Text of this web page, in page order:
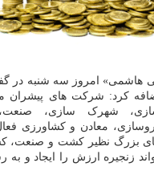
هاشمی» امروز سه شنبه در
اضافه کرد: شرکت های پیشران
شهرک سازی، صنعت،
معادن و کشاورزی
بزرگ نظیر کشت و صنعت،
زنجیره ارزش را ایجاد و به